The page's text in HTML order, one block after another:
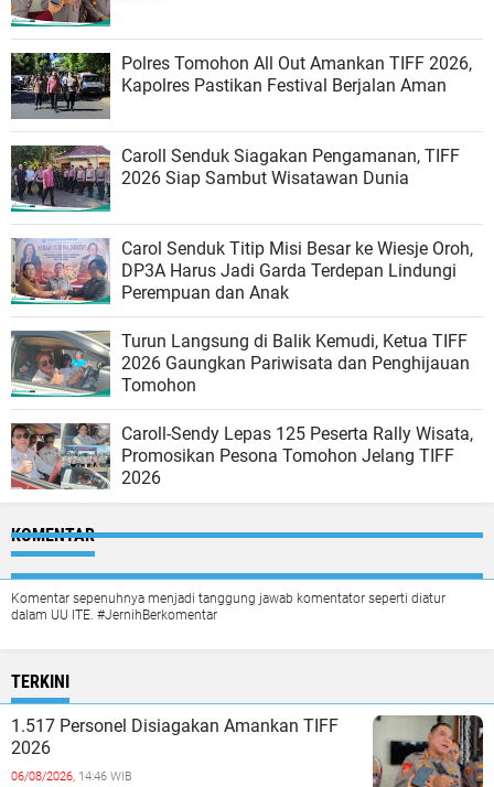
Polres Tomohon All Out Amankan TIFF 2026,
Kapolres Pastikan Festival Berjalan Aman
Caroll Senduk Siagakan Pengamanan, TIFF
2026 Siap Sambut Wisatawan Dunia
Carol Senduk Titip Misi Besar ke Wiesje Oroh,
DP3A Harus Jadi Garda Terdepan Lindungi
Perempuan dan Anak
Turun Langsung di Balik Kemudi, Ketua TIFF
2026 Gaungkan Pariwisata dan Penghijauan
Tomohon
Caroll-Sendy Lepas 125 Peserta Rally Wisata,
Promosikan Pesona Tomohon Jelang TIFF
2026
KOMENTAR
Komentar sepenuhnya menjadi tanggung jawab komentator seperti diatur
dalam UU ITE. #JernihBerkomentar
TERKINI
1.517 Personel Disiagakan Amankan TIFF
2026
06/08/2026, 14:46 WIB